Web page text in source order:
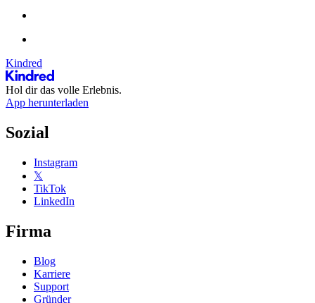
Kindred
Hol dir das volle Erlebnis.
App herunterladen
Sozial
Instagram
𝕏
TikTok
LinkedIn
Firma
Blog
Karriere
Support
Gründer